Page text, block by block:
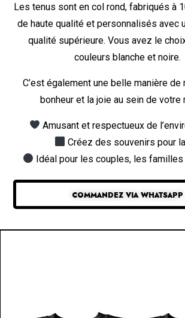
Les tenus sont en col rond, fabriqués à
de haute qualité et personnalisés avec
qualité supérieure. Vous avez le
couleurs blanche et noire.
C’est également une belle manière
bonheur et la joie au sein de votre
Amusant et respectueux de
Créez des souvenirs pour
Idéal pour les couples, les
COMMANDEZ VIA WHATSAPP